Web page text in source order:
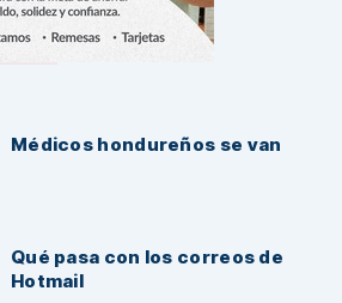
Médicos hondureños se van
Qué pasa con los correos de
Hotmail